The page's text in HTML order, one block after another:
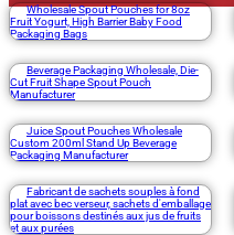
Wholesale Spout Pouches for 8oz
Fruit Yogurt, High Barrier Baby Food
Packaging Bags
Beverage Packaging Wholesale, Die-
Cut Fruit Shape Spout Pouch
Manufacturer
Juice Spout Pouches Wholesale
Custom 200ml Stand Up Beverage
Packaging Manufacturer
Fabricant de sachets souples à fond
plat avec bec verseur, sachets d'emballage
pour boissons destinés aux jus de fruits
et aux purées